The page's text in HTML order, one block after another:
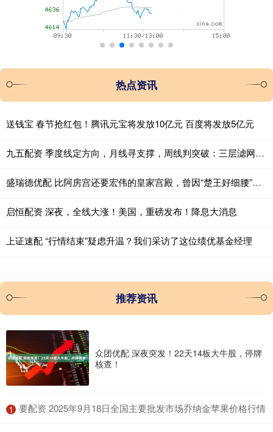
热点资讯
送钱宝 春节抢红包！腾讯元宝将发放10亿元 百度将发放5亿元
九五配资 季度线定方向，月线寻支撑，周线判突破：三层滤网捕捉主升浪
盛瑞德优配 比阿房宫还要宏伟的皇家宫殿，曾因“楚王好细腰”而闻名于世
启恒配资 深夜，全线大涨！美国，重磅发布！降息大消息
上证速配 “行情结束”疑虑升温？我们采访了这位绩优基金经理
推荐资讯
众团优配 深夜突发！22天14板大牛股，停牌
核查！
1 ​要配资 2025年9月18日全国主要批发市场乔纳金苹果价格行情